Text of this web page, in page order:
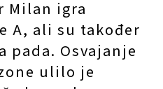
Milan igra
A, ali su također
pada. Osvajanje
ulilo je